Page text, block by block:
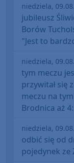
niedziela,
jubileusz
Borów
"Jest to
niedziela,
tym meczu
przywitał się
meczu na
Brodnica aż
niedziela,
odbić się od
pojedynek ze